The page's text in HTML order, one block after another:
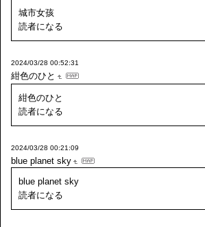
城市女孩
読者になる
2024/03/28 00:52:31
紺色のひと
紺色のひと
読者になる
2024/03/28 00:21:09
blue planet sky
blue planet sky
読者になる